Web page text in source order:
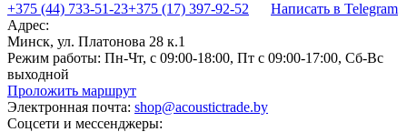
+375 (44) 733-51-23+375 (17) 397-92-52
Написать в Telegram
Адрес:
Минск, ул. Платонова 28 к.1
Режим работы: Пн-Чт, с 09:00-18:00, Пт с 09:00-17:00, Сб-Вс
выходной
Проложить маршрут
Электронная почта: shop@acoustictrade.by
Соцсети и мессенджеры: